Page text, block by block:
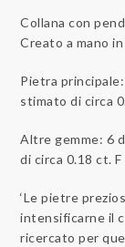
Collana con
Creato a mano
Pietra
stimato di circa
Altre gemme: 6
di circa 0.18 ct.
‘Le pietre
intensificarne il
ricercato per